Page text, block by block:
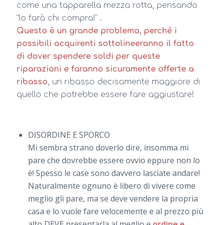
come una tapparella mezza rotta, pensando
“lo farà chi compra!” .
Questo è un grande problema, perché i
possibili acquirenti sottolineeranno il fatto
di dover spendere soldi per queste
riparazioni e faranno sicuramente offerte a
ribasso, un ribasso decisamente maggiore di
quello che potrebbe essere fare aggiustare!
DISORDINE E SPORCO
Mi sembra strano doverlo dire, insomma mi
pare che dovrebbe essere ovvio eppure non lo
è! Spesso le case sono davvero lasciate andare!
Naturalmente ognuno è libero di vivere come
meglio gli pare, ma se deve vendere la propria
casa e lo vuole fare velocemente e al prezzo più